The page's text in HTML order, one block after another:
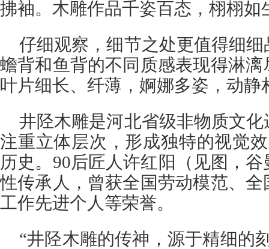
拂袖。木雕作品千姿百态，栩栩如
仔细观察，细节之处更值得细
蟾背和鱼背的不同质感表现得淋
叶片细长、纤薄，婀娜多姿，动
井陉木雕是河北省级非物质文
注重立体层次，形成独特的视觉
历史。90后匠人许红阳（见图，
性传承人，曾获全国劳动模范、
工作先进个人等荣誉。
“井陉木雕的传神，源于精细的